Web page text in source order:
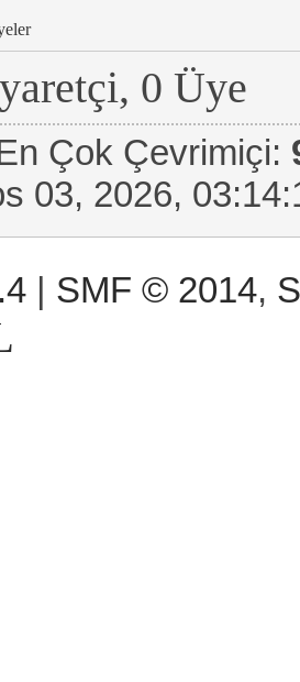
0 Üye
Çok Çevrimiçi:
03, 2026,
| SMF © 2014,